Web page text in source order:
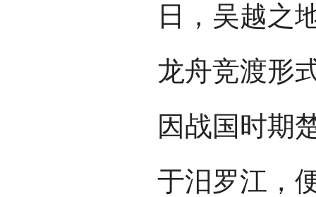
日，吴越之
龙舟竞渡形
因战国时期
于汨罗江，